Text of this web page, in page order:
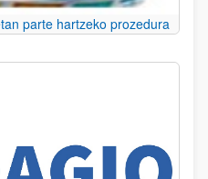
parte hartzeko prozedura